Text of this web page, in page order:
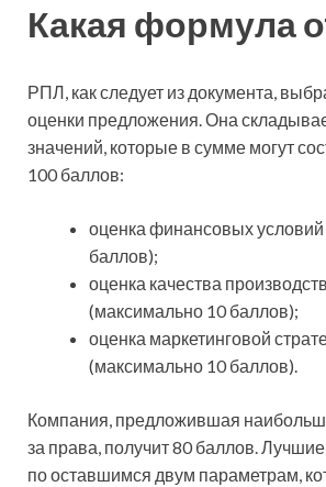
Какая формула
РПЛ, как следует из документа,
оценки предложения. Она
значений, которые в сумме могут
100 баллов:
оценка финансовых
баллов);
оценка качества
(максимально 10 баллов);
оценка маркетинговой
(максимально 10 баллов).
Компания, предложившая
за права, получит 80 баллов.
по оставшимся двум параметрам,